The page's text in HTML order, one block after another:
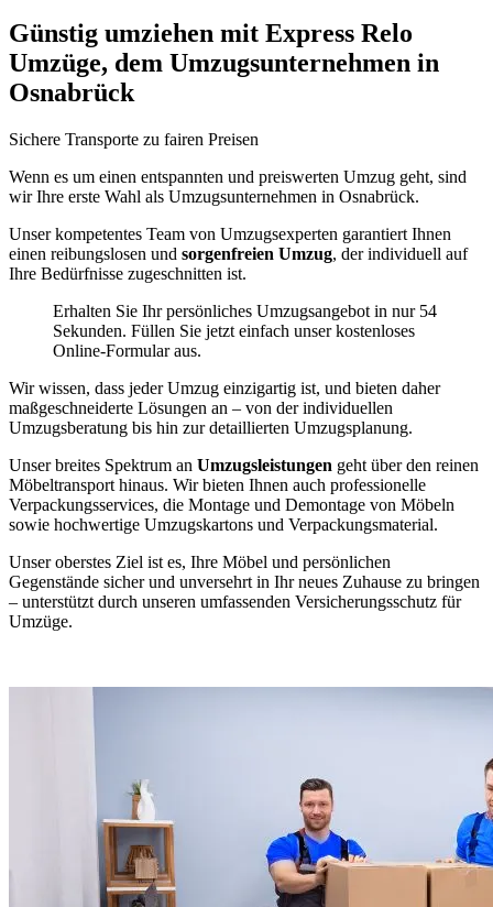
Günstig umziehen mit Express Relo
Umzüge, dem Umzugsunternehmen in
Osnabrück
Sichere Transporte zu fairen Preisen
Wenn es um einen entspannten und preiswerten Umzug geht, sind
wir Ihre erste Wahl als Umzugsunternehmen in Osnabrück.
Unser kompetentes Team von Umzugsexperten garantiert Ihnen
einen reibungslosen und sorgenfreien Umzug, der individuell auf
Ihre Bedürfnisse zugeschnitten ist.
Erhalten Sie Ihr persönliches Umzugsangebot in nur 54
Sekunden. Füllen Sie jetzt einfach unser kostenloses
Online-Formular aus.
Wir wissen, dass jeder Umzug einzigartig ist, und bieten daher
maßgeschneiderte Lösungen an – von der individuellen
Umzugsberatung bis hin zur detaillierten Umzugsplanung.
Unser breites Spektrum an Umzugsleistungen geht über den reinen
Möbeltransport hinaus. Wir bieten Ihnen auch professionelle
Verpackungsservices, die Montage und Demontage von Möbeln
sowie hochwertige Umzugskartons und Verpackungsmaterial.
Unser oberstes Ziel ist es, Ihre Möbel und persönlichen
Gegenstände sicher und unversehrt in Ihr neues Zuhause zu bringen
– unterstützt durch unseren umfassenden Versicherungsschutz für
Umzüge.